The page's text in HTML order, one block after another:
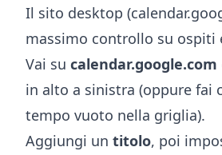
Il sito desktop
massimo controllo su ospiti
Vai su calendar.google.com
in alto a sinistra (oppure fai
tempo vuoto nella griglia).
Aggiungi un titolo, poi